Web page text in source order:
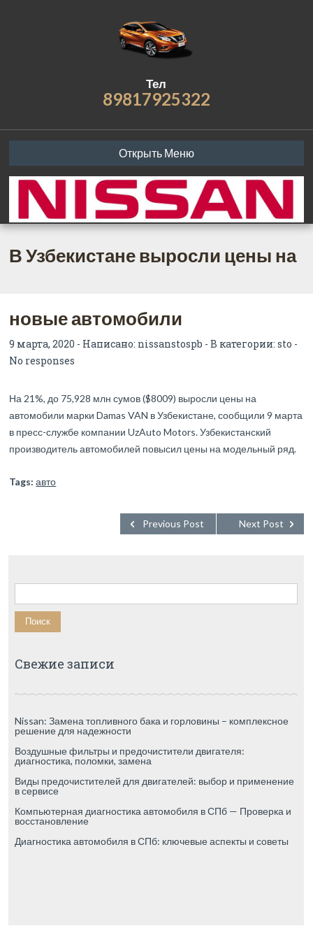
Тел
89817925322
Открыть Меню
В Узбекистане выросли цены на
новые автомобили
9 марта, 2020 - Написано: nissanstospb - В категории:sto -
No responses
На 21%, до 75,928 млн сумов ($8009) выросли цены на
автомобили марки Damas VAN в Узбекистане, сообщили 9 марта
в пресс-службе компании UzAuto Motors. Узбекистанский
производитель автомобилей повысил цены на модельный ряд.
Tags: авто
Next Post
Previous Post
Найти:
Свежие записи
Nissan: Замена топливного бака и горловины – комплексное
решение для надежности
Воздушные фильтры и предочистители двигателя:
диагностика, поломки, замена
Виды предочистителей для двигателей: выбор и применение
в сервисе
Компьютерная диагностика автомобиля в СПб — Проверка и
восстановление
Диагностика автомобиля в СПб: ключевые аспекты и советы